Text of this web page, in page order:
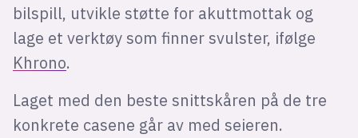
bilspill, utvikle støtte for akuttmottak og
lage et verktøy som finner svulster, ifølge
Khrono.
Laget med den beste snittskåren på de tre
konkrete casene går av med seieren.